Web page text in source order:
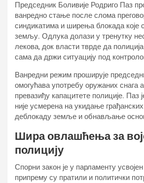
Председник Боливије Родриго Паз
ванредно стање после слома
синдикатима и ширења блокада које
земљу. Одлука долази у тренутку
лекова, док власти тврде да
сама да држи ситуацију под
Ванредни режим проширује
омогућава употребу оружаних снага
превазиђу капацитете полиције. Паз
није усмерена на укидање
деблокаду земље и обнављање
Шира овлашћења за
полицију
Спорни закон је у парламенту
припрему су пратили и политички